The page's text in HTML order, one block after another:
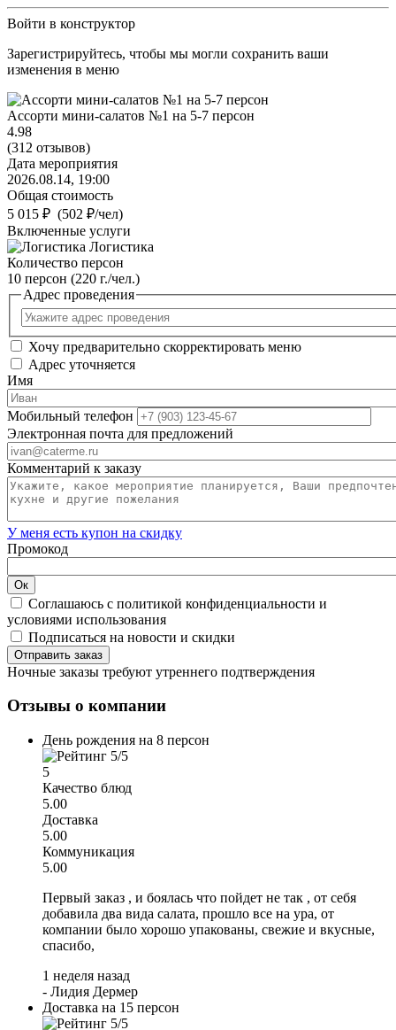
Войти в конструктор
Зарегистрируйтесь, чтобы мы могли сохранить ваши
изменения в меню
Ассорти мини-салатов №1 на 5-7 персон
4.98
(312 отзывов)
Дата мероприятия
2026.08.14, 19:00
Общая стоимость
5 015 ₽ (502 ₽/чел)
Включенные услуги
Логистика
Количество персон
10 персон (220 г./чел.)
Адрес проведения
Хочу предварительно скорректировать меню
Адрес уточняется
Имя
Мобильный телефон
Электронная почта для предложений
Комментарий к заказу
У меня есть купон на скидку
Промокод
Соглашаюсь с политикой конфиденциальности и
условиями использования
Подписаться на новости и скидки
Ночные заказы требуют утреннего подтверждения
Отзывы о компании
День рождения на 8 персон
5
Качество блюд
5.00
Доставка
5.00
Коммуникация
5.00
Первый заказ , и боялась что пойдет не так , от себя
добавила два вида салата, прошло все на ура, от
компании было хорошо упакованы, свежие и вкусные,
спасибо,
1 неделя назад
- Лидия Дермер
Доставка на 15 персон